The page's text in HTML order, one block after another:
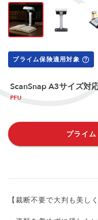
プライム保険適用対象
ScanSnap A3サイズ対
PFU
プライ
【裁断不要で大判も美し